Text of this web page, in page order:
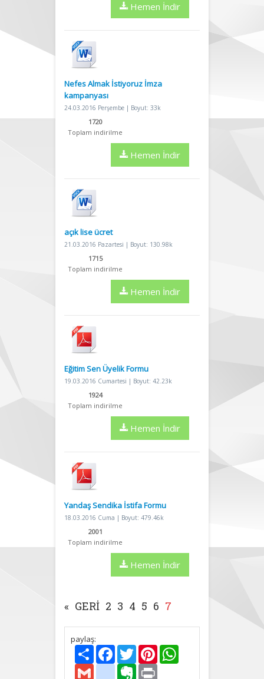
Hemen İndir
Nefes Almak İstiyoruz İmza
kampanyası
24.03.2016 Perşembe | Boyut: 33k
1720
Toplam indirilme
Hemen İndir
açık lise ücret
21.03.2016 Pazartesi | Boyut: 130.98k
1715
Toplam indirilme
Hemen İndir
Eğitim Sen Üyelik Formu
19.03.2016 Cumartesi | Boyut: 42.23k
1924
Toplam indirilme
Hemen İndir
Yandaş Sendika İstifa Formu
18.03.2016 Cuma | Boyut: 479.46k
2001
Toplam indirilme
Hemen İndir
« GERI 2 3 4 5 6 7
paylaş:
PaylaşFacebook
TwitterPinterest
Gmail deliciousEvernote